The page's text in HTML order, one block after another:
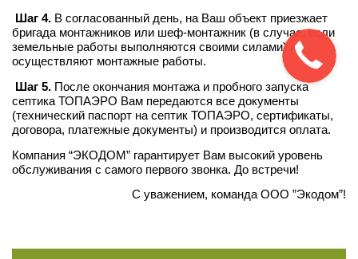
Шаг 4. В согласованный день, на Ваш объект приезжает
бригада монтажников или шеф-монтажник (в случае, если
земельные работы выполняются своими силами) и
осуществляют монтажные работы.
Шаг 5. После окончания монтажа и пробного запуска
септика ТОПАЭРО Вам передаются все документы
(технический паспорт на септик ТОПАЭРО, сертификаты,
договора, платежные документы) и производится оплата.
Компания “ЭКОДОМ” гарантирует Вам высокий уровень
обслуживания с самого первого звонка. До встречи!
С уважением, команда ООО ”Экодом”!